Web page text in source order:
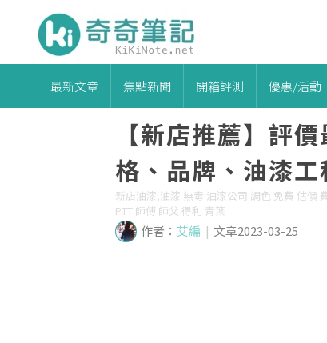
最新文章 焦點新聞 開箱評測 優惠/活動
【新店推薦】評
格、品牌、油漆
新店油漆,油漆 無毒 油漆公司 調色 免費 估價
PTT 師傅 師父 得利 青葉
作者： 艾編 | 文章2023-03-25